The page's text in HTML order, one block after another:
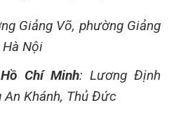
Giảng Võ, phường Giảng
Nội
Chí Minh: Lương Định
An Khánh, Thủ Đức